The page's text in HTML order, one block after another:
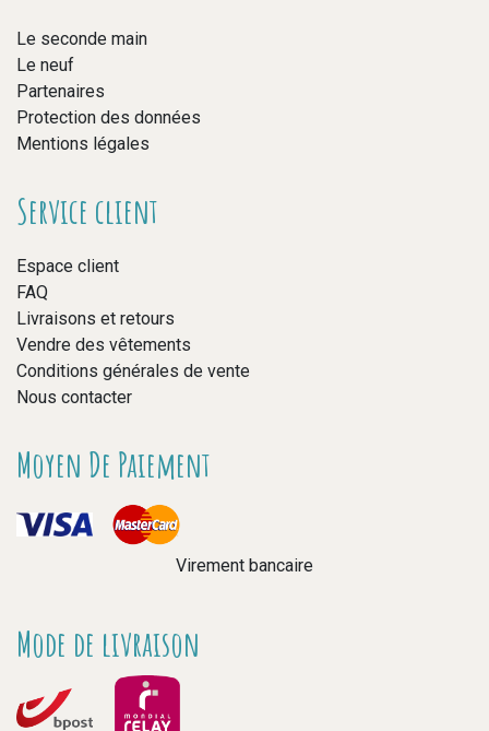
Le seconde main
Le neuf
Partenaires
Protection des données
Mentions légales
Service client
Espace client
FAQ
Livraisons et retours
Vendre des vêtements
Conditions générales de vente
Nous contacter
Moyen De Paiement
Virement bancaire
Mode de livraison